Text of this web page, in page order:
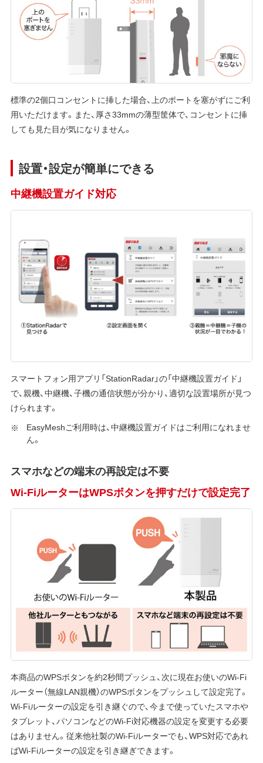
標準の2個口コンセントに挿した場合、上のポートを塞がずにご利
用いただけます。また、厚さ33mmの薄型筐体で、コンセントに挿
しても見た目が気になりません。
設置・設定が簡単にできる
中継機設置ガイド対応
スマートフォン用アプリ「StationRadar」の「中継機設置ガイド」
で、親機、中継機、子機の通信状態が分かり、適切な設置場所が見つ
けられます。
EasyMeshご利用時は、中継機設置ガイドはご利用になれませ
ん。
スマホなどの端末の再設定は不要
Wi-FiルーターはWPSボタンを押すだけで設定完了
本商品のWPSボタンを約2秒間プッシュ、次に現在お使いのWi-Fi
ルーター（無線LAN親機）のWPSボタンをプッシュして設定完了。
Wi-Fiルーターの設定を引き継ぐので、今まで使っていたスマホや
タブレット、パソコンなどのWi-Fi対応機器の設定を変更する必要
はありません。従来他社製のWi-Fiルーターでも、WPS対応であれ
ばWi-Fiルーターの設定を引き継ぎできます。